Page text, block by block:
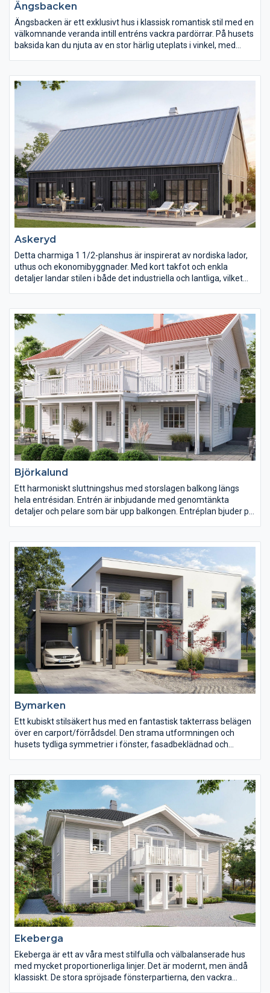
Ängsbacken
Ängsbacken är ett exklusivt hus i klassisk romantisk stil med en
välkomnande veranda intill entréns vackra pardörrar. På husets
baksida kan du njuta av en stor härlig uteplats i vinkel, med
överblick av vad som händer i flera av husets rum. Köket är
hemmets hjärta som med generösa ytor och stort ljusinsläpp
allrum med stora takfönster, tre sovrum samt ett ljust och väl
tilltaget badrum.
Askeryd
Detta charmiga 1 1/2-planshus är inspirerat av nordiska lador,
uthus och ekonomibyggnader. Med kort takfot och enkla
detaljer landar stilen i både det industriella och lantliga, vilket
öppenhet. Kök, matplats och vardagsrum skapar ett luftigt och
härligt samspel, och tack vare ryggåstaket skapas en rymd som
är svår att slå. På bottenplan hittar man ett stort sovrum med
bra garderobsförvaring och närhet till badrum.
Björkalund
Ett harmoniskt sluttningshus med storslagen balkong längs
hela entrésidan. Entrén är inbjudande med genomtänkta
detaljer och pelare som bär upp balkongen. Entréplan bjuder på
till tvättstugan. På husets andra plan möts man av en öppen
planlösning med stort kök och köksö, och rymlig matplats med
mycket ljus från två väderstreck. Här finns även fina detaljer,
som ryggåstak som ger härlig volym.
Bymarken
Ett kubiskt stilsäkert hus med en fantastisk takterrass belägen
över en carport/förrådsdel. Den strama utformningen och
husets tydliga symmetrier i fönster, fasadbeklädnad och
vackert och naturligt blickfång i de stora vita ytorna.
Ekeberga
Ekeberga är ett av våra mest stilfulla och välbalanserade hus
med mycket proportionerliga linjer. Det är modernt, men ändå
klassiskt. De stora spröjsade fönsterpartierna, den vackra